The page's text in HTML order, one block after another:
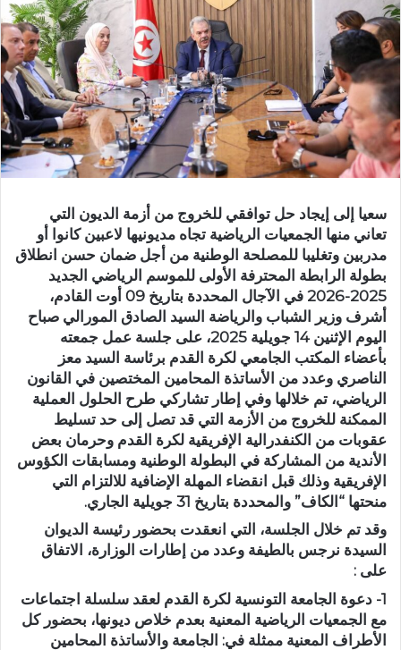
سعيا إلى إيجاد حل توافقي للخروج من أزمة الديون التي
تعاني منها الجمعيات الرياضية تجاه مديونيها لاعبين كانوا أو
مدربين وتغليبا للمصلحة الوطنية من أجل ضمان حسن انطلاق
بطولة الرابطة المحترفة الأولى للموسم الرياضي الجديد
2025-2026 في الآجال المحددة بتاريخ 09 أوت القادم،
أشرف وزير الشباب والرياضة السيد الصادق المورالي صباح
اليوم الإثنين 14 جويلية 2025، على جلسة عمل جمعته
بأعضاء المكتب الجامعي لكرة القدم برئاسة السيد معز
الناصري وعدد من الأساتذة المحامين المختصين في القانون
الرياضي، تم خلالها وفي إطار تشاركي طرح الحلول العملية
الممكنة للخروج من الأزمة التي قد تصل إلى حد تسليط
عقوبات من الكنفدرالية الإفريقية لكرة القدم وحرمان بعض
الأندية من المشاركة في البطولة الوطنية ومسابقات الكؤوس
الإفريقية وذلك قبل انقضاء المهلة الإضافية للالتزام التي
منحتها “الكاف” والمحددة بتاريخ 31 جويلية الجاري.
وقد تم خلال الجلسة، التي انعقدت بحضور رئيسة الديوان
السيدة نرجس بالطيفة وعدد من إطارات الوزارة، الاتفاق
على :
1- دعوة الجامعة التونسية لكرة القدم لعقد سلسلة اجتماعات
مع الجمعيات الرياضية المعنية بعدم خلاص ديونها، بحضور كل
الأطراف المعنية ممثلة في: الجامعة والأساتذة المحامين